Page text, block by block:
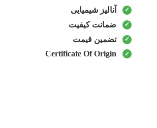
آنالیز شیمیایی
ضمانت کیفیت
تضمین قیمت
Certificate Of Origin